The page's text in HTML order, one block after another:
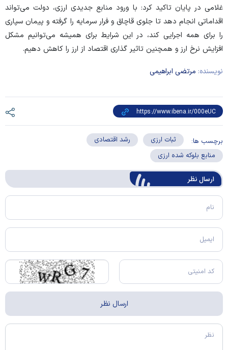
غلامی در پایان تاکید کرد: با ورود منابع جدیدی ارزی، دولت می‌تواند
اقداماتی انجام دهد تا جلوی قاچاق و فرار سرمایه را گرفته و پیمان سپاری
را برای همه اجرایی کند، در این شرایط برای همیشه می‌توانیم مشکل
افزایش نرخ ارز و همچنین تاثیر گذاری اقتصاد از ارز را کاهش دهیم.
نویسنده: مرتضی ابراهیمی
برچسب ها: ثبات ارزی
رشد اقتصادی
منابع بلوکه شده ارزی
ارسال‌ نظر